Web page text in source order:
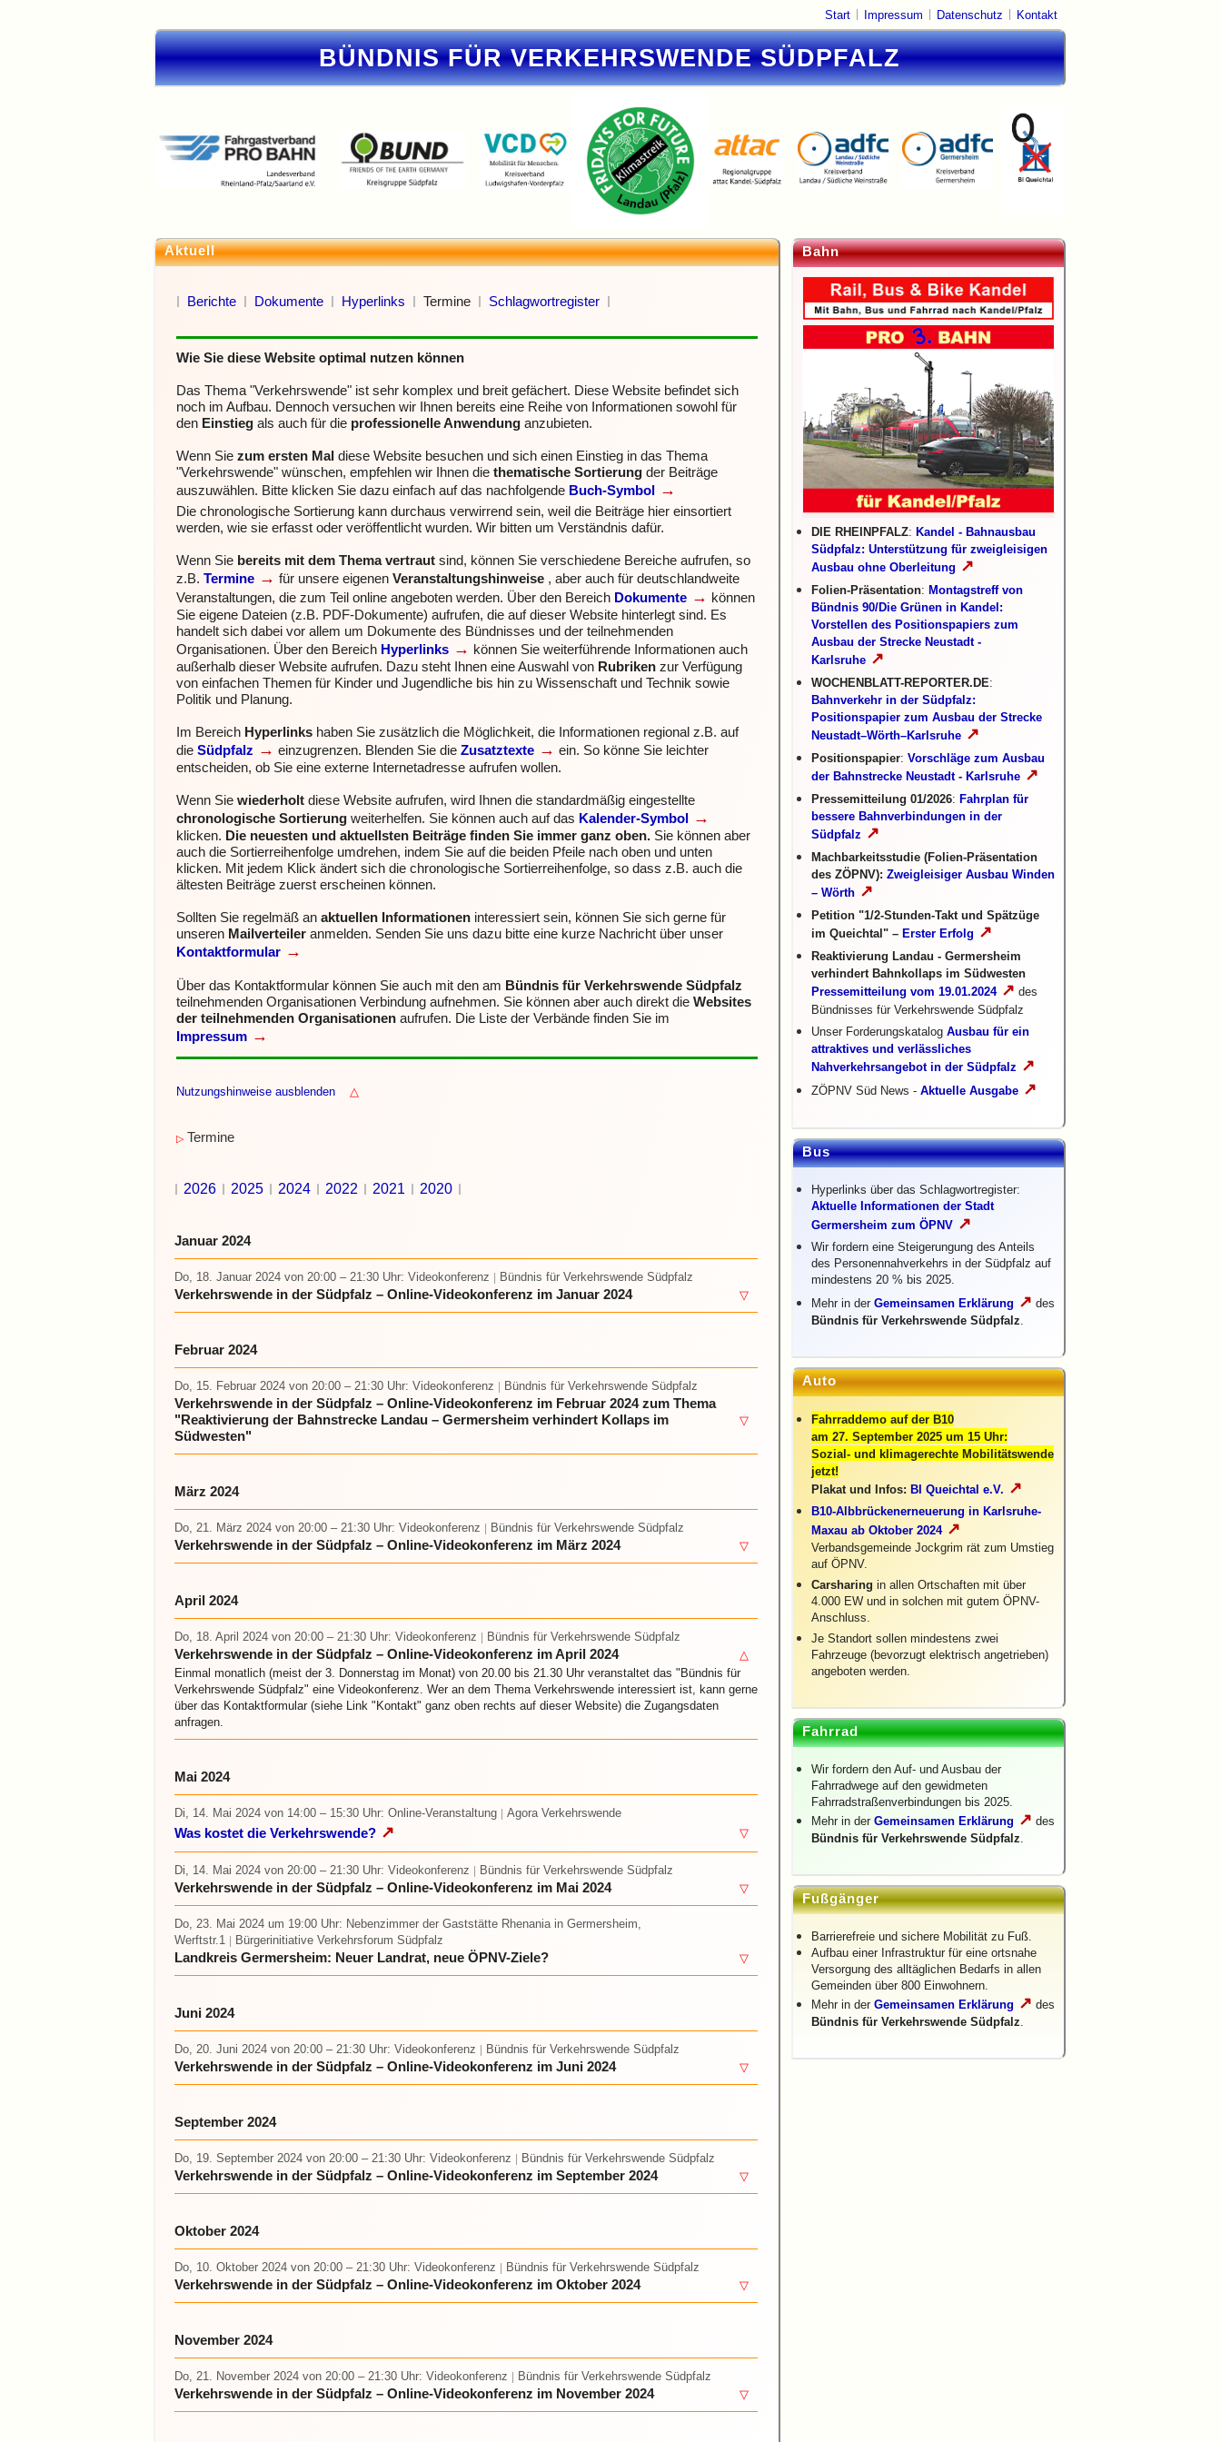
Start Impressum Datenschutz Kontakt
BÜNDNIS FÜR VERKEHRSWENDE SÜDPFALZ
Aktuell
Berichte Dokumente Hyperlinks Termine Schlagwortregister
Wie Sie diese Website optimal nutzen können
Das Thema "Verkehrswende" ist sehr komplex und breit gefächert. Diese Website befindet sich
noch im Aufbau. Dennoch versuchen wir Ihnen bereits eine Reihe von Informationen sowohl für
den Einstieg als auch für die professionelle Anwendung anzubieten.
Wenn Sie zum ersten Mal diese Website besuchen und sich einen Einstieg in das Thema
"Verkehrswende" wünschen, empfehlen wir Ihnen die thematische Sortierung der Beiträge
auszuwählen. Bitte klicken Sie dazu einfach auf das nachfolgende Buch-Symbol →
Die chronologische Sortierung kann durchaus verwirrend sein, weil die Beiträge hier einsortiert
werden, wie sie erfasst oder veröffentlicht wurden. Wir bitten um Verständnis dafür.
Wenn Sie bereits mit dem Thema vertraut sind, können Sie verschiedene Bereiche aufrufen, so
z.B. Termine → für unsere eigenen Veranstaltungshinweise , aber auch für deutschlandweite
Veranstaltungen, die zum Teil online angeboten werden. Über den Bereich Dokumente → können
Sie eigene Dateien (z.B. PDF-Dokumente) aufrufen, die auf dieser Website hinterlegt sind. Es
handelt sich dabei vor allem um Dokumente des Bündnisses und der teilnehmenden
Organisationen. Über den Bereich Hyperlinks → können Sie weiterführende Informationen auch
außerhalb dieser Website aufrufen. Dazu steht Ihnen eine Auswahl von Rubriken zur Verfügung
von einfachen Themen für Kinder und Jugendliche bis hin zu Wissenschaft und Technik sowie
Politik und Planung.
Im Bereich Hyperlinks haben Sie zusätzlich die Möglichkeit, die Informationen regional z.B. auf
die Südpfalz → einzugrenzen. Blenden Sie die Zusatztexte → ein. So könne Sie leichter
entscheiden, ob Sie eine externe Internetadresse aufrufen wollen.
Wenn Sie wiederholt diese Website aufrufen, wird Ihnen die standardmäßig eingestellte
chronologische Sortierung weiterhelfen. Sie können auch auf das Kalender-Symbol →
klicken. Die neuesten und aktuellsten Beiträge finden Sie immer ganz oben. Sie können aber
auch die Sortierreihenfolge umdrehen, indem Sie auf die beiden Pfeile nach oben und unten
klicken. Mit jedem Klick ändert sich die chronologische Sortierreihenfolge, so dass z.B. auch die
ältesten Beiträge zuerst erscheinen können.
Sollten Sie regelmäß an aktuellen Informationen interessiert sein, können Sie sich gerne für
unseren Mailverteiler anmelden. Senden Sie uns dazu bitte eine kurze Nachricht über unser
Kontaktformular →
Über das Kontaktformular können Sie auch mit den am Bündnis für Verkehrswende Südpfalz
teilnehmenden Organisationen Verbindung aufnehmen. Sie können aber auch direkt die Websites
der teilnehmenden Organisationen aufrufen. Die Liste der Verbände finden Sie im
Impressum →
Nutzungshinweise ausblenden △
▷ Termine
2026 2025 2024 2022 2021 2020
Januar 2024
Do, 18. Januar 2024 von 20:00 – 21:30 Uhr: Videokonferenz Bündnis für Verkehrswende Südpfalz
Verkehrswende in der Südpfalz – Online-Videokonferenz im Januar 2024 ▽
Februar 2024
Do, 15. Februar 2024 von 20:00 – 21:30 Uhr: Videokonferenz Bündnis für Verkehrswende Südpfalz
Verkehrswende in der Südpfalz – Online-Videokonferenz im Februar 2024 zum Thema
"Reaktivierung der Bahnstrecke Landau – Germersheim verhindert Kollaps im
Südwesten"
▽
März 2024
Do, 21. März 2024 von 20:00 – 21:30 Uhr: Videokonferenz Bündnis für Verkehrswende Südpfalz
Verkehrswende in der Südpfalz – Online-Videokonferenz im März 2024 ▽
April 2024
Do, 18. April 2024 von 20:00 – 21:30 Uhr: Videokonferenz Bündnis für Verkehrswende Südpfalz
Verkehrswende in der Südpfalz – Online-Videokonferenz im April 2024
△
Einmal monatlich (meist der 3. Donnerstag im Monat) von 20.00 bis 21.30 Uhr veranstaltet das "Bündnis für
Verkehrswende Südpfalz" eine Videokonferenz. Wer an dem Thema Verkehrswende interessiert ist, kann gerne
über das Kontaktformular (siehe Link "Kontakt" ganz oben rechts auf dieser Website) die Zugangsdaten
anfragen.
Mai 2024
Di, 14. Mai 2024 von 14:00 – 15:30 Uhr: Online-Veranstaltung Agora Verkehrswende
Was kostet die Verkehrswende? ↗ ▽
Di, 14. Mai 2024 von 20:00 – 21:30 Uhr: Videokonferenz Bündnis für Verkehrswende Südpfalz
Verkehrswende in der Südpfalz – Online-Videokonferenz im Mai 2024 ▽
Do, 23. Mai 2024 um 19:00 Uhr: Nebenzimmer der Gaststätte Rhenania in Germersheim,
Werftstr.1
Bürgerinitiative Verkehrsforum Südpfalz
Landkreis Germersheim: Neuer Landrat, neue ÖPNV-Ziele? ▽
Juni 2024
Do, 20. Juni 2024 von 20:00 – 21:30 Uhr: Videokonferenz Bündnis für Verkehrswende Südpfalz
Verkehrswende in der Südpfalz – Online-Videokonferenz im Juni 2024 ▽
September 2024
Do, 19. September 2024 von 20:00 – 21:30 Uhr: Videokonferenz Bündnis für Verkehrswende Südpfalz
Verkehrswende in der Südpfalz – Online-Videokonferenz im September 2024 ▽
Oktober 2024
Do, 10. Oktober 2024 von 20:00 – 21:30 Uhr: Videokonferenz Bündnis für Verkehrswende Südpfalz
Verkehrswende in der Südpfalz – Online-Videokonferenz im Oktober 2024 ▽
November 2024
Do, 21. November 2024 von 20:00 – 21:30 Uhr: Videokonferenz Bündnis für Verkehrswende Südpfalz
Verkehrswende in der Südpfalz – Online-Videokonferenz im November 2024 ▽
Bahn
DIE RHEINPFALZ: Kandel - Bahnausbau
Südpfalz: Unterstützung für zweigleisigen
Ausbau ohne Oberleitung ↗
Folien-Präsentation: Montagstreff von
Bündnis 90/Die Grünen in Kandel:
Vorstellen des Positionspapiers zum
Ausbau der Strecke Neustadt -
Karlsruhe ↗
WOCHENBLATT-REPORTER.DE:
Bahnverkehr in der Südpfalz:
Positionspapier zum Ausbau der Strecke
Neustadt–Wörth–Karlsruhe ↗
Positionspapier: Vorschläge zum Ausbau
der Bahnstrecke Neustadt - Karlsruhe ↗
Pressemitteilung 01/2026: Fahrplan für
bessere Bahnverbindungen in der
Südpfalz ↗
Machbarkeitsstudie (Folien-Präsentation
des ZÖPNV): Zweigleisiger Ausbau Winden
– Wörth ↗
Petition "1/2-Stunden-Takt und Spätzüge
im Queichtal" – Erster Erfolg ↗
Reaktivierung Landau - Germersheim
verhindert Bahnkollaps im Südwesten
Pressemitteilung vom 19.01.2024↗ des
Bündnisses für Verkehrswende Südpfalz
Unser Forderungskatalog Ausbau für ein
attraktives und verlässliches
Nahverkehrsangebot in der Südpfalz ↗
ZÖPNV Süd News - Aktuelle Ausgabe ↗
Bus
Hyperlinks über das Schlagwortregister:
Aktuelle Informationen der Stadt
Germersheim zum ÖPNV ↗
Wir fordern eine Steigerungung des Anteils
des Personennahverkehrs in der Südpfalz auf
mindestens 20 % bis 2025.
Mehr in der Gemeinsamen Erklärung ↗ des
Bündnis für Verkehrswende Südpfalz.
Auto
Fahrraddemo auf der B10
am 27. September 2025 um 15 Uhr:
Sozial- und klimagerechte Mobilitätswende
jetzt!
Plakat und Infos: BI Queichtal e.V. ↗
B10-Albbrückenerneuerung in Karlsruhe-
Maxau ab Oktober 2024↗
Verbandsgemeinde Jockgrim rät zum Umstieg
auf ÖPNV.
Carsharing in allen Ortschaften mit über
4.000 EW und in solchen mit gutem ÖPNV-
Anschluss.
Je Standort sollen mindestens zwei
Fahrzeuge (bevorzugt elektrisch angetrieben)
angeboten werden.
Fahrrad
Wir fordern den Auf- und Ausbau der
Fahrradwege auf den gewidmeten
Fahrradstraßenverbindungen bis 2025.
Mehr in der Gemeinsamen Erklärung ↗ des
Bündnis für Verkehrswende Südpfalz.
Fußgänger
Barrierefreie und sichere Mobilität zu Fuß.
Aufbau einer Infrastruktur für eine ortsnahe
Versorgung des alltäglichen Bedarfs in allen
Gemeinden über 800 Einwohnern.
Mehr in der Gemeinsamen Erklärung ↗ des
Bündnis für Verkehrswende Südpfalz.